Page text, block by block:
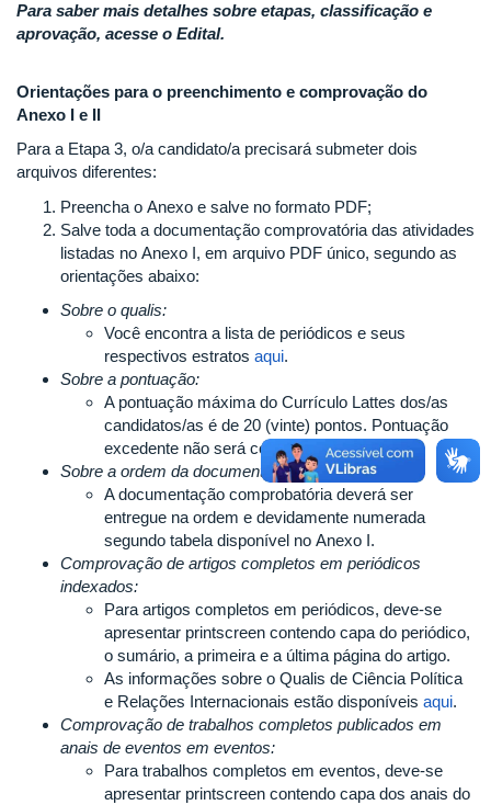
Para saber mais detalhes sobre etapas, classificação e
aprovação, acesse o Edital.
Orientações para o preenchimento e comprovação do
Anexo I e II
Para a Etapa 3, o/a candidato/a precisará submeter dois
arquivos diferentes:
Preencha o Anexo e salve no formato PDF;
Salve toda a documentação comprovatória das atividades
listadas no Anexo I, em arquivo PDF único, segundo as
orientações abaixo:
Sobre o qualis:
Você encontra a lista de periódicos e seus
respectivos estratos aqui.
Sobre a pontuação:
A pontuação máxima do Currículo Lattes dos/as
candidatos/as é de 20 (vinte) pontos. Pontuação
excedente não será considerada.
Sobre a ordem da documentação comprobatória:
A documentação comprobatória deverá ser
entregue na ordem e devidamente numerada
segundo tabela disponível no Anexo I.
Comprovação de artigos completos em periódicos
indexados:
Para artigos completos em periódicos, deve-se
apresentar printscreen contendo capa do periódico,
o sumário, a primeira e a última página do artigo.
As informações sobre o Qualis de Ciência Política
e Relações Internacionais estão disponíveis aqui.
Comprovação de trabalhos completos publicados em
anais de eventos em eventos:
Para trabalhos completos em eventos, deve-se
apresentar printscreen contendo capa dos anais do